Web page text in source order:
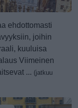
ehdottomasti
joihin
kuuluisa
Viimeinen
... (jatkuu